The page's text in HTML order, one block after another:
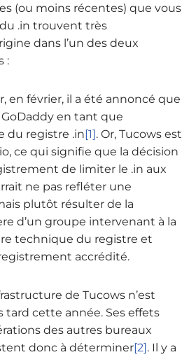
(ou moins récentes) que vous
.in trouvent très
dans l’un des deux
:
en février, il a été annoncé que
en tant que
du registre .in[1]. Or, Tucows est
ce qui signifie que la décision
de limiter le .in aux
ne pas refléter une
plutôt résulter de la
d’un groupe intervenant à la
technique du registre et
accrédité.
de Tucows n’est
tard cette année. Ses effets
des autres bureaux
donc à déterminer[2]. Il y a